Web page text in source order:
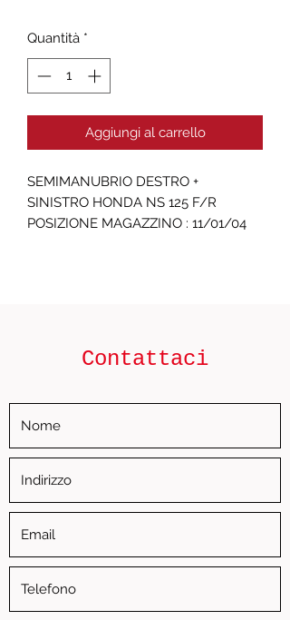
Quantità *
Aggiungi al carrello
SEMIMANUBRIO DESTRO +
SINISTRO HONDA NS 125 F/R
POSIZIONE MAGAZZINO : 11/01/04
Contattaci